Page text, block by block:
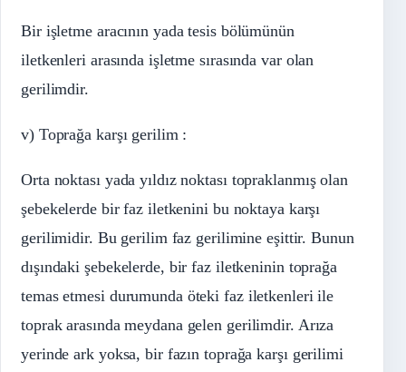
Bir işletme aracının yada tesis bölümünün
iletkenleri arasında işletme sırasında var olan
gerilimdir.
v) Toprağa karşı gerilim :
Orta noktası yada yıldız noktası topraklanmış olan
şebekelerde bir faz iletkenini bu noktaya karşı
gerilimidir. Bu gerilim faz gerilimine eşittir. Bunun
dışındaki şebekelerde, bir faz iletkeninin toprağa
temas etmesi durumunda öteki faz iletkenleri ile
toprak arasında meydana gelen gerilimdir. Arıza
yerinde ark yoksa, bir fazın toprağa karşı gerilimi